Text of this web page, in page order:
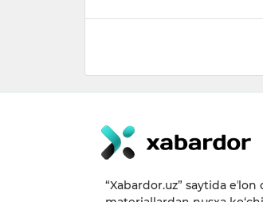
“Xabardor.uz” saytida